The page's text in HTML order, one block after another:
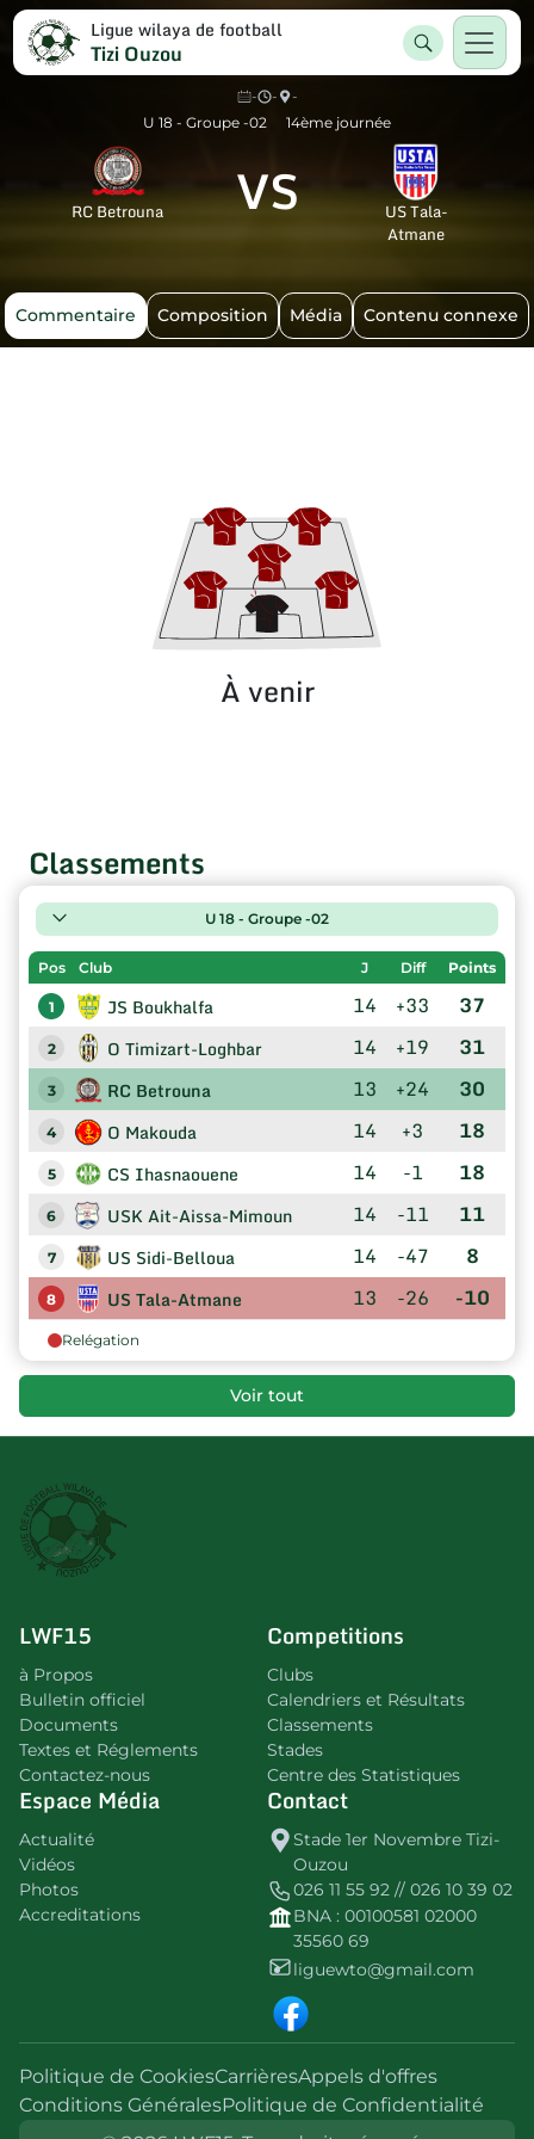
Ligue wilaya de football
Tizi Ouzou
- -
-
U 18 - Groupe -02
14ème journée
RC Betrouna VS
US Tala-
Atmane
Commentaire Composition Média Contenu connexe
À venir
Classements
U 18 - Groupe -02
Pos Club J Diff Points
1 JS Boukhalfa 14 +33 37
2 O Timizart-Loghbar 14 +19 31
3 RC Betrouna 13 +24 30
4 O Makouda 14 +3 18
5 CS Ihasnaouene 14 -1 18
6 USK Ait-Aissa-Mimoun 14 -11 11
7 US Sidi-Belloua 14 -47 8
8 US Tala-Atmane 13 -26 -10
Relégation
Voir tout
LWF15
à Propos
Bulletin officiel
Documents
Textes et Réglements
Contactez-nous
Competitions
Clubs
Calendriers et Résultats
Classements
Stades
Centre des Statistiques
Espace Média
Actualité
Vidéos
Photos
Accreditations
Contact
Stade 1er Novembre Tizi-
Ouzou
026 11 55 92 // 026 10 39 02
BNA : 00100581 02000
35560 69
liguewto@gmail.com
Politique de CookiesCarrièresAppels d'offres
Conditions GénéralesPolitique de Confidentialité